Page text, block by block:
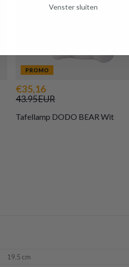
PROMO
€35,16
43.95EUR
Tafellamp DODO BEAR Wit
19.5 cm
Venster sluiten